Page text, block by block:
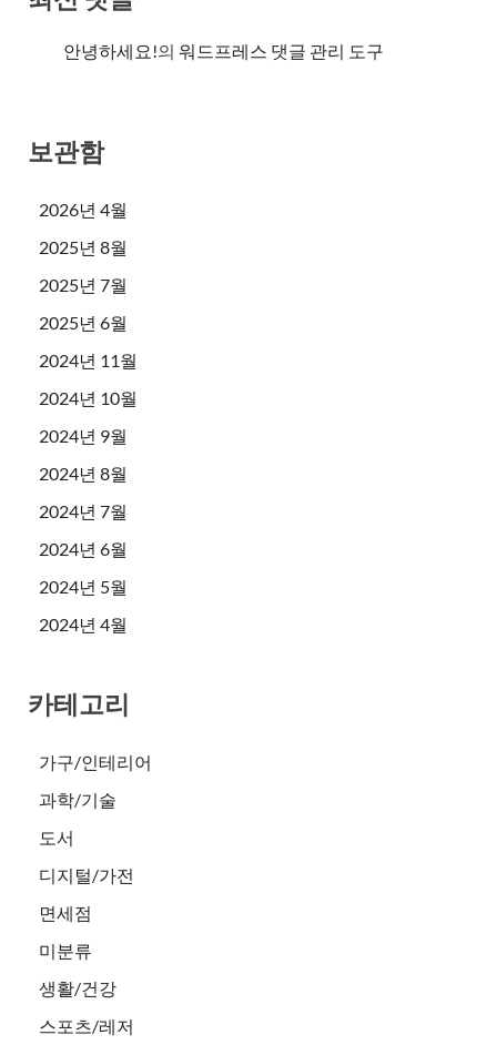
안녕하세요!의 워드프레스 댓글 관리 도구
보관함
2026년 4월
2025년 8월
2025년 7월
2025년 6월
2024년 11월
2024년 10월
2024년 9월
2024년 8월
2024년 7월
2024년 6월
2024년 5월
2024년 4월
카테고리
가구/인테리어
과학/기술
도서
디지털/가전
면세점
미분류
생활/건강
스포츠/레저